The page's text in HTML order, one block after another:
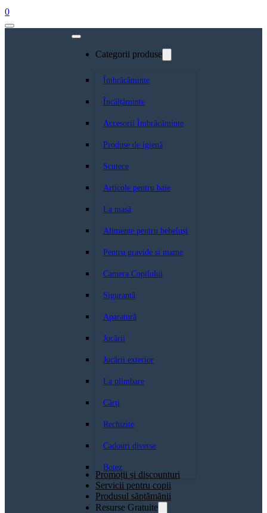
0
Categorii produse
Îmbrăcăminte
Încălțăminte
Accesorii Îmbrăcăminte
Produse de igienă
Scutece
Articole pentru baie
La masă
Alimente pentru bebeluși
Pentru gravide si mame
Camera Copilului
Siguranță
Aparatură
Jucării
Jucării exterior
La plimbare
Cărți
Rechizite
Cadouri diverse
Botez
Promoții și discounturi
Servicii pentru copii
Produsul săptămănii
Resurse Gratuite